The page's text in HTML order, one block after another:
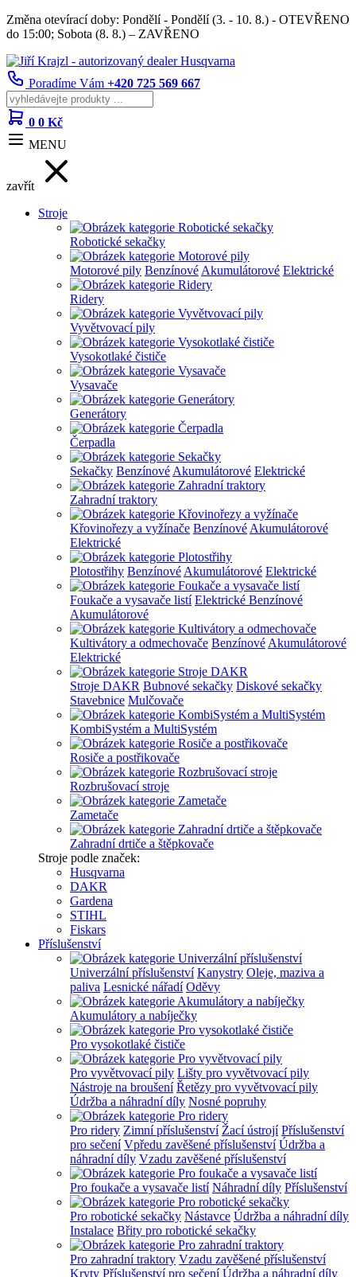
Změna otevírací doby: Pondělí - Pondělí (3. - 10. 8.) - OTEVŘENO
do 15:00; Sobota (8. 8.) – ZAVŘENO
Poradíme Vám +420 725 569 667
0 0 Kč
MENU
zavřít
Stroje
Robotické sekačky
Motorové pily Benzínové Akumulátorové Elektrické
Ridery
Vyvětvovací pily
Vysokotlaké čističe
Vysavače
Generátory
Čerpadla
Sekačky Benzínové Akumulátorové Elektrické
Zahradní traktory
Křovinořezy a vyžínače Benzínové Akumulátorové
Elektrické
Plotostřihy Benzínové Akumulátorové Elektrické
Foukače a vysavače listí Elektrické Benzínové
Akumulátorové
Kultivátory a odmechovače Benzínové Akumulátorové
Elektrické
Stroje DAKR Bubnové sekačky Diskové sekačky
Stavebnice Mulčovače
KombiSystém a MultiSystém
Rosiče a postřikovače
Rozbrušovací stroje
Zametače
Zahradní drtiče a štěpkovače
Stroje podle značek:
Husqvarna
DAKR
Gardena
STIHL
Fiskars
Příslušenství
Univerzální příslušenství Kanystry Oleje, maziva a
paliva Lesnické nářadí Oděvy
Akumulátory a nabíječky
Pro vysokotlaké čističe
Pro vyvětvovací pily Lišty pro vyvětvovací pily
Nástroje na broušení Řetězy pro vyvětvovací pily
Údržba a náhradní díly Nosné popruhy
Pro ridery Zimní příslušenství Žací ústrojí Příslušenství
pro sečení Vpředu zavěšené příslušenství Údržba a
náhradní díly Vzadu zavěšené příslušenství
Pro foukače a vysavače listí Náhradní díly Příslušenství
Pro robotické sekačky Nástavce Údržba a náhradní díly
Instalace Břity pro robotické sekačky
Pro zahradní traktory Vzadu zavěšené příslušenství
Kryty Příslušenství pro sečení Údržba a náhradní díly